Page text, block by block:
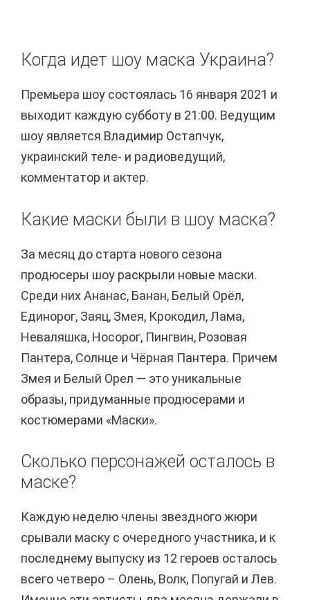
Когда идет шоу маска Украина?
Премьера шоу состоялась 16 января 2021 и
выходит каждую субботу в 21:00. Ведущим
шоу является Владимир Остапчук,
украинский теле- и радиоведущий,
комментатор и актер.
Какие маски были в шоу маска?
За месяц до старта нового сезона
продюсеры шоу раскрыли новые маски.
Среди них Ананас, Банан, Белый Орёл,
Единорог, Заяц, Змея, Крокодил, Лама,
Неваляшка, Носорог, Пингвин, Розовая
Пантера, Солнце и Чёрная Пантера. Причем
Змея и Белый Орел — это уникальные
образы, придуманные продюсерами и
костюмерами «Маски».
Сколько персонажей осталось в
маске?
Каждую неделю члены звездного жюри
срывали маску с очередного участника, и к
последнему выпуску из 12 героев осталось
всего четверо – Олень, Волк, Попугай и Лев.